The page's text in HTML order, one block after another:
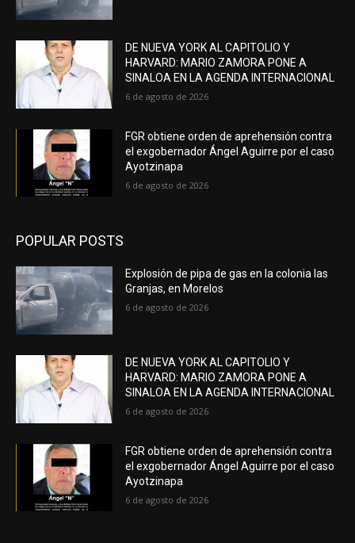
DE NUEVA YORK AL CAPITOLIO Y
HARVARD: MARIO ZAMORA PONE A
SINALOA EN LA AGENDA INTERNACIONAL
6 de agosto de 2026
FGR obtiene orden de aprehensión contra
el exgobernador Ángel Aguirre por el caso
Ayotzinapa
6 de agosto de 2026
POPULAR POSTS
Explosión de pipa de gas en la colonia las
Granjas, en Morelos
6 de agosto de 2026
DE NUEVA YORK AL CAPITOLIO Y
HARVARD: MARIO ZAMORA PONE A
SINALOA EN LA AGENDA INTERNACIONAL
6 de agosto de 2026
FGR obtiene orden de aprehensión contra
el exgobernador Ángel Aguirre por el caso
Ayotzinapa
6 de agosto de 2026